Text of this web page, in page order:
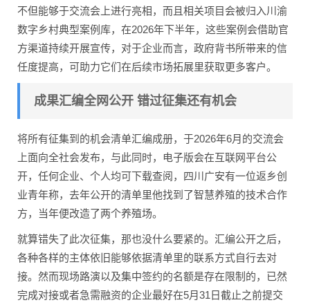
不但能够于交流会上进行亮相，而且相关项目会被归入川渝
数字乡村典型案例库，在2026年下半年，这些案例会借助官
方渠道持续开展宣传，对于企业而言，政府背书所带来的信
任度提高，可助力它们在后续市场拓展里获取更多客户。
成果汇编全网公开 错过征集还有机会
将所有征集到的机会清单汇编成册，于2026年6月的交流会
上面向全社会发布，与此同时，电子版会在互联网平台公
开，任何企业、个人均可下载查阅，四川广安有一位返乡创
业青年称，去年公开的清单里他找到了智慧养殖的技术合作
方，当年便改造了两个养殖场。
就算错失了此次征集，那也没什么要紧的。汇编公开之后，
各种各样的主体依旧能够依据清单里的联系方式自行去对
接。然而现场路演以及集中签约的名额是存在限制的，已然
完成对接或者急需融资的企业最好在5月31日截止之前提交